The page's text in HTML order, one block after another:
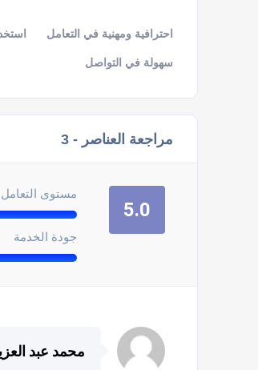
احترافية ومهنية في التعامل
سهولة في التواصل
مراجعة العناصر - 3
5.0
مستوى التعامل
جودة الخدمة
محمد عبد